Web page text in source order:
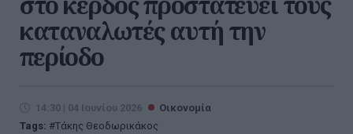
καταναλωτές αυτή την
περίοδο
14:30 | 04 Ιουνίου 2026
Οικονομία
Tags:
Τάκης Θεοδωρικάκος